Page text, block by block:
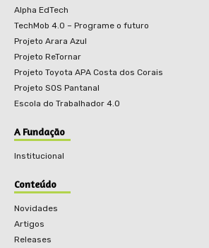
Alpha EdTech
TechMob 4.0 – Programe o futuro
Projeto Arara Azul
Projeto ReTornar
Projeto Toyota APA Costa dos Corais
Projeto SOS Pantanal
Escola do Trabalhador 4.0
A Fundação
Institucional
Conteúdo
Novidades
Artigos
Releases